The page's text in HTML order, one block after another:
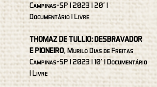
Campinas-SP I 2023 I 20' I
Documentário I Livre
THOMAZ DE TULLIO: DESBRAVADOR
E PIONEIRO, Murilo Dias de Freitas
Campinas-SP I 2023 I 10' I Documentário
I Livre